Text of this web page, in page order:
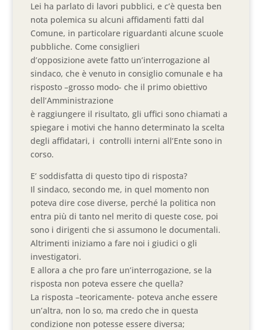
Lei ha parlato di lavori pubblici, e c’è questa ben
nota polemica su alcuni affidamenti fatti dal
Comune, in particolare riguardanti alcune scuole
pubbliche. Come consiglieri
d’opposizione avete fatto un’interrogazione al
sindaco, che è venuto in consiglio comunale e ha
risposto –grosso modo- che il primo obiettivo
dell’Amministrazione
è raggiungere il risultato, gli uffici sono chiamati a
spiegare i motivi che hanno determinato la scelta
degli affidatari, i controlli interni all’Ente sono in
corso.
E’ soddisfatta di questo tipo di risposta?
Il sindaco, secondo me, in quel momento non
poteva dire cose diverse, perché la politica non
entra più di tanto nel merito di queste cose, poi
sono i dirigenti che si assumono le documentali.
Altrimenti iniziamo a fare noi i giudici o gli
investigatori.
E allora a che pro fare un’interrogazione, se la
risposta non poteva essere che quella?
La risposta –teoricamente- poteva anche essere
un’altra, non lo so, ma credo che in questa
condizione non potesse essere diversa;